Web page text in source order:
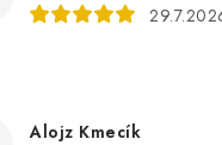
Alojz Kmecík